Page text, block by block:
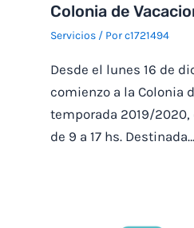
Colonia de
Servicios/ Porc1721494
Desde el lunes 16 de
comienzo a la Colonia
temporada 2019/2020,
de 9 a 17 hs. Destinada…